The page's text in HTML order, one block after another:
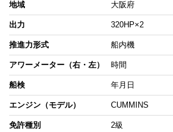
地域 大阪府
出力 320HP×2
推進力形式 船内機
アワーメーター（右・左） 時間
船検 年月日
エンジン（モデル） CUMMINS
免許種別 2級